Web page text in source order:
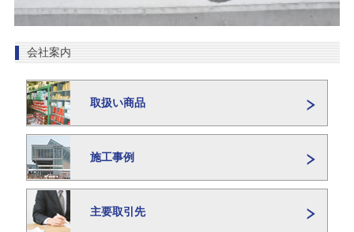
会社案内
取扱い商品
施工事例
主要取引先